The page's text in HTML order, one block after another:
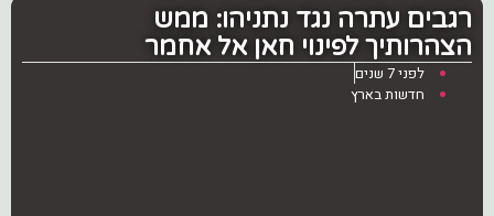
רגבים עתרה נגד נתניהו: ממש
הצהרותיך לפינוי חאן אל אחמר
לפני 7 שנים
חדשות בארץ